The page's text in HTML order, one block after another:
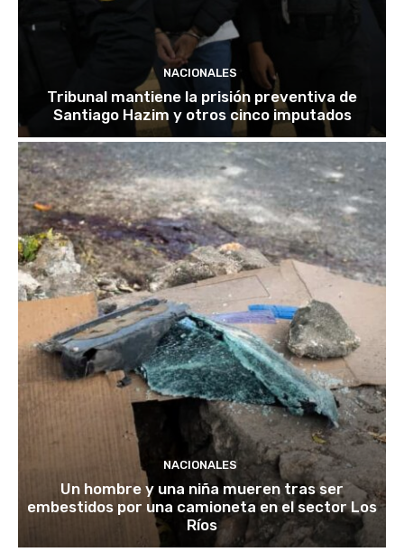
NACIONALES
Tribunal mantiene la prisión preventiva de
Santiago Hazim y otros cinco imputados
NACIONALES
Un hombre y una niña mueren tras ser
embestidos por una camioneta en el sector Los
Ríos